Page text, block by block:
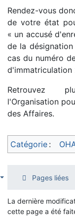
Rendez-vous
de votre état
« un accusé
de la
cas du numéro
d'immatriculation
Retrouvez
l'Organisation
des Affaires.
Catégorie :
Pages liées
La dernière
cette page a été